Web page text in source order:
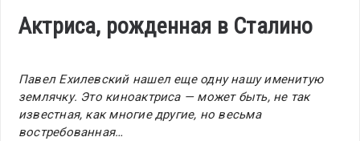
Актриса, рожденная в Сталино
Павел Ехилевский нашел еще одну нашу именитую
землячку. Это киноактриса — может быть, не так
известная, как многие другие, но весьма
востребованная…